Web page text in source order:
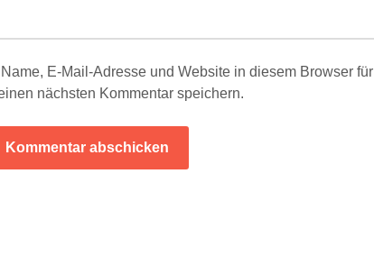
Name, E-Mail-Adresse und Website in diesem Browser für
nächsten Kommentar speichern.